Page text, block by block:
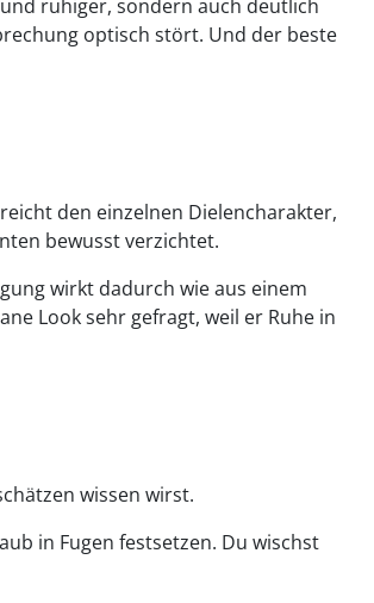
ruhiger, sondern auch deutlich
optisch stört. Und der beste
den einzelnen Dielencharakter,
bewusst verzichtet.
wirkt dadurch wie aus einem
Look sehr gefragt, weil er Ruhe in
wissen wirst.
in Fugen festsetzen. Du wischst